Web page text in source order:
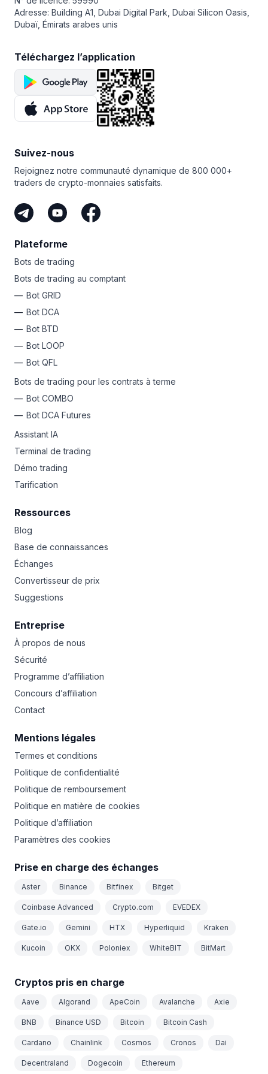
l’application web Bitsgap sur votre bureau, entrez
l’adressehttps://app.bitsgap.com/ dans votre navigateur
Chrome, cliquez sur Mon compte en haut à droite
Adresse: Building A1, Dubai Digital Park, Dubai Silicon Oasis,
Dubaï, Émirats arabes unis
Téléchargez l’application
Suivez-nous
Rejoignez notre communauté dynamique de 800 000+
traders de crypto-monnaies satisfaits.
Plateforme
Bots de trading
Bots de trading au comptant
Bot GRID
Bot DCA
Bot BTD
Bot LOOP
Bot QFL
Bots de trading pour les contrats à terme
Bot COMBO
Bot DCA Futures
Assistant IA
Terminal de trading
Démo trading
Tarification
Ressources
Blog
Base de connaissances
Échanges
Convertisseur de prix
Suggestions
Entreprise
À propos de nous
Sécurité
Programme d’affiliation
Concours d’affiliation
Contact
Mentions légales
Termes et conditions
Politique de confidentialité
Politique de remboursement
Politique en matière de cookies
Politique d’affiliation
Paramètres des cookies
Prise en charge des échanges
Aster Binance Bitfinex Bitget
Coinbase Advanced Crypto.com EVEDEX
Gate.io Gemini HTX Hyperliquid Kraken
Kucoin OKX Poloniex WhiteBIT BitMart
Cryptos pris en charge
Aave Algorand ApeCoin Avalanche Axie
BNB Binance USD Bitcoin Bitcoin Cash
Cardano Chainlink Cosmos Cronos Dai
Decentraland Dogecoin Ethereum